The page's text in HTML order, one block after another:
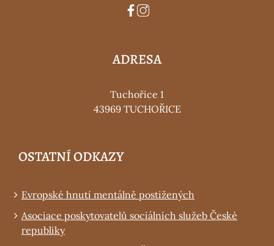
ADRESA
Tuchořice 1
43969 TUCHOŘICE
OSTATNÍ ODKAZY
Evropské hnutí mentálně postižených
Asociace poskytovatelů sociálních služeb České
republiky